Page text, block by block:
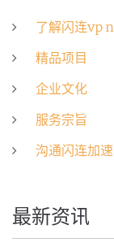
了解闪连vp
精品项目
企业文化
服务宗旨
沟通闪连加
最新资讯